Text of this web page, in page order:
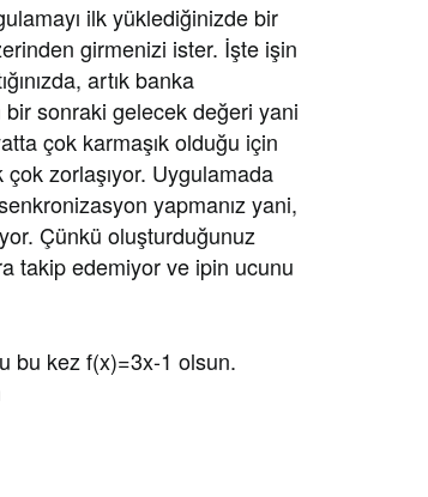
ilk yüklediğinizde bir
girmenizi ister. İşte işin
artık banka
sonraki gelecek değeri yani
çok karmaşık olduğu için
zorlaşıyor. Uygulamada
yapmanız yani,
Çünkü oluşturduğunuz
takip edemiyor ve ipin ucunu
bu kez f(x)=3x-1 olsun.